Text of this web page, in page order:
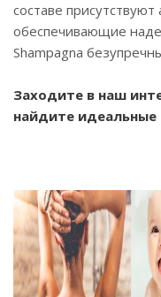
составе
обеспечивающие
Shampagna
Заходите в наш
найдите идеальные